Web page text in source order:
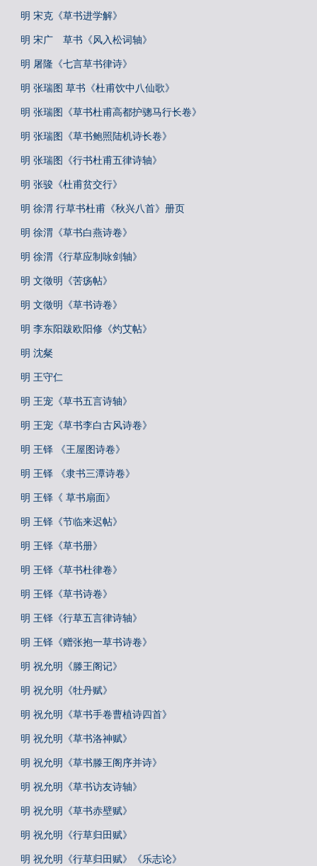
明 宋克《草书进学解》
明 宋广 草书《风入松词轴》
明 屠隆《七言草书律诗》
明 张瑞图 草书《杜甫饮中八仙歌》
明 张瑞图《草书杜甫高都护骢马行长卷》
明 张瑞图《草书鲍照陆机诗长卷》
明 张瑞图《行书杜甫五律诗轴》
明 张骏《杜甫贫交行》
明 徐渭 行草书杜甫《秋兴八首》册页
明 徐渭《草书白燕诗卷》
明 徐渭《行草应制咏剑轴》
明 文徵明《苦疡帖》
明 文徵明《草书诗卷》
明 李东阳跋欧阳修《灼艾帖》
明 沈粲
明 王守仁
明 王宠《草书五言诗轴》
明 王宠《草书李白古风诗卷》
明 王铎 《王屋图诗卷》
明 王铎 《隶书三潭诗卷》
明 王铎《 草书扇面》
明 王铎《节临来迟帖》
明 王铎《草书册》
明 王铎《草书杜律卷》
明 王铎《草书诗卷》
明 王铎《行草五言律诗轴》
明 王铎《赠张抱一草书诗卷》
明 祝允明《滕王阁记》
明 祝允明《牡丹赋》
明 祝允明《草书手卷曹植诗四首》
明 祝允明《草书洛神赋》
明 祝允明《草书滕王阁序并诗》
明 祝允明《草书访友诗轴》
明 祝允明《草书赤壁赋》
明 祝允明《行草归田赋》
明 祝允明《行草归田赋》《乐志论》